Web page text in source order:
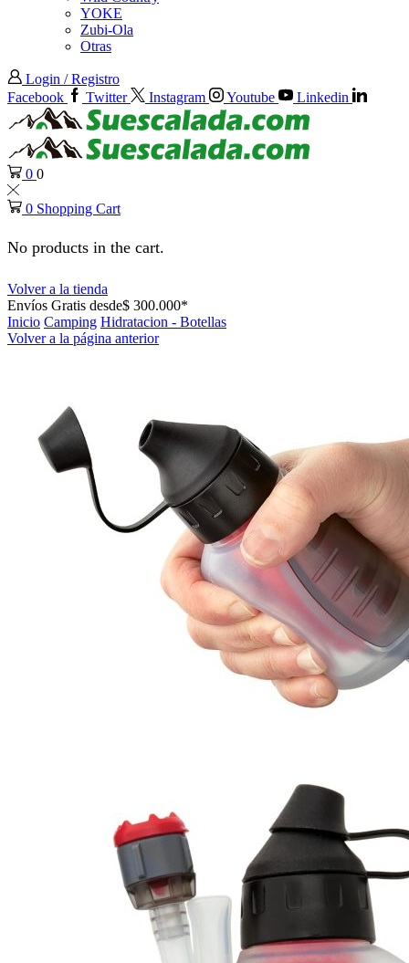
YOKE
Zubi-Ola
Otras
Login / Registro
Facebook
Twitter Instagram Youtube Linkedin
0 0
0 Shopping Cart
No products in the cart.
Volver a la tienda
Envíos Gratis desde$ 300.000*
Inicio Camping Hidratacion - Botellas
Volver a la página anterior